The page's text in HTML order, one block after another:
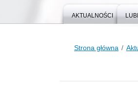
AKTUALNOŚCI
Strona główna